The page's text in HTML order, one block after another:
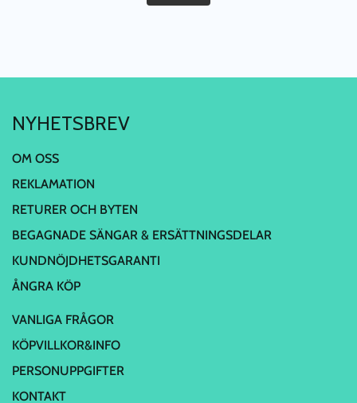
NYHETSBREV
OM OSS
REKLAMATION
RETURER OCH BYTEN
BEGAGNADE SÄNGAR & ERSÄTTNINGSDELAR
KUNDNÖJDHETSGARANTI
ÅNGRA KÖP
VANLIGA FRÅGOR
KÖPVILLKOR&INFO
PERSONUPPGIFTER
KONTAKT